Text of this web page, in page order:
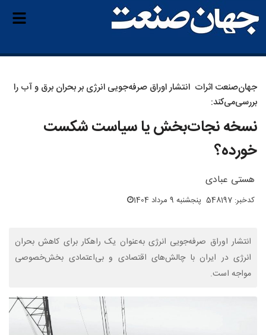
جهان‌صنعت اثرات انتشار اوراق صرفه‌جویی انرژی بر بحران برق و آب را
بررسی‌می‌کند:
نسخه نجات‌بخش یا سیاست شکست
خورده؟
هستی عبادی
کدخبر: 548197 پنجشنبه 9 مرداد 1404
انتشار اوراق صرفه‌جویی انرژی به‌عنوان یک راهکار برای کاهش بحران
انرژی در ایران با چالش‌های اقتصادی و بی‌اعتمادی بخش‌خصوصی
مواجه است.